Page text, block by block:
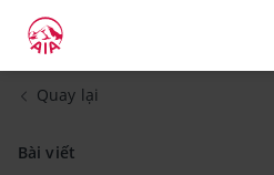
Quay lại
Bài viết